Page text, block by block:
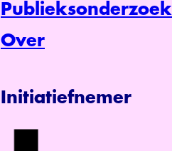
Publieksonderzoek
Over
Initiatiefnemer